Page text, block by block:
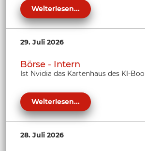
Weiterlesen...
29. Juli 2026
Börse - Intern
Ist Nvidia das Kartenhaus des KI-
Weiterlesen...
28. Juli 2026